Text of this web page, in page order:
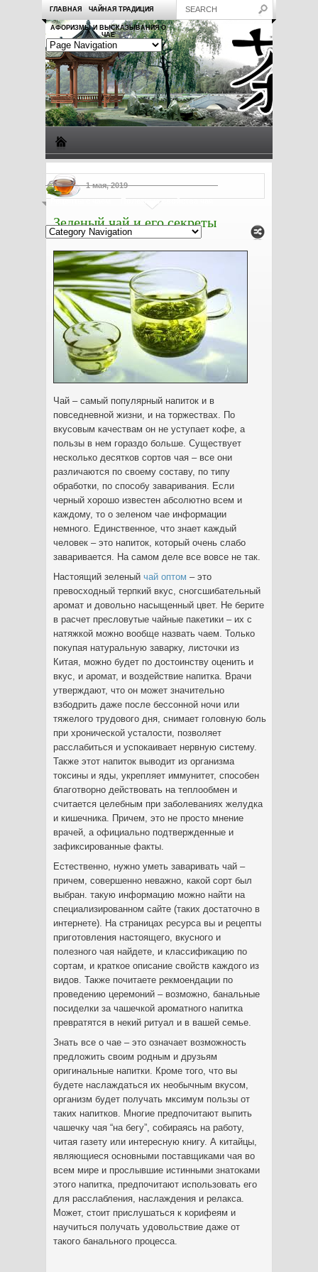
ГЛАВНАЯ ЧАЙНАЯ ТРАДИЦИЯ
АФОРИЗМЫ И ВЫСКАЗЫВАНИЯ О
ЧАЕ
Рецепты с чаем Полезные свойства чая
1 мая, 2019
Зеленый чай и его секреты
Чай – самый популярный напиток и в
повседневной жизни, и на торжествах. По
вкусовым качествам он не уступает кофе, а
пользы в нем гораздо больше. Существует
несколько десятков сортов чая – все они
различаются по своему составу, по типу
обработки, по способу заваривания. Если
черный хорошо известен абсолютно всем и
каждому, то о зеленом чае информации
немного. Единственное, что знает каждый
человек – это напиток, который очень слабо
заваривается. На самом деле все вовсе не так.
Настоящий зеленый чай оптом – это
превосходный терпкий вкус, сногсшибательный
аромат и довольно насыщенный цвет. Не берите
в расчет пресловутые чайные пакетики – их с
натяжкой можно вообще назвать чаем. Только
покупая натуральную заварку, листочки из
Китая, можно будет по достоинству оценить и
вкус, и аромат, и воздействие напитка. Врачи
утверждают, что он может значительно
взбодрить даже после бессонной ночи или
тяжелого трудового дня, снимает головную боль
при хронической усталости, позволяет
расслабиться и успокаивает нервную систему.
Также этот напиток выводит из организма
токсины и яды, укрепляет иммунитет, способен
благотворно действовать на теплообмен и
считается целебным при заболеваниях желудка
и кишечника. Причем, это не просто мнение
врачей, а официально подтвержденные и
зафиксированные факты.
Естественно, нужно уметь заваривать чай –
причем, совершенно неважно, какой сорт был
выбран. такую информацию можно найти на
специализированном сайте (таких достаточно в
интернете). На страницах ресурса вы и рецепты
приготовления настоящего, вкусного и
полезного чая найдете, и классификацию по
сортам, и краткое описание свойств каждого из
видов. Также почитаете рекмоендации по
проведению церемоний – возможно, банальные
посиделки за чашечкой ароматного напитка
превратятся в некий ритуал и в вашей семье.
Знать все о чае – это означает возможность
предложить своим родным и друзьям
оригинальные напитки. Кроме того, что вы
будете наслаждаться их необычным вкусом,
организм будет получать мксимум пользы от
таких напитков. Многие предпочитают выпить
чашечку чая “на бегу”, собираясь на работу,
читая газету или интересную книгу. А китайцы,
являющиеся основными поставщиками чая во
всем мире и прослывшие истинными знатоками
этого напитка, предпочитают использовать его
для расслабления, наслаждения и релакса.
Может, стоит прислушаться к корифеям и
научиться получать удовольствие даже от
такого банального процесса.